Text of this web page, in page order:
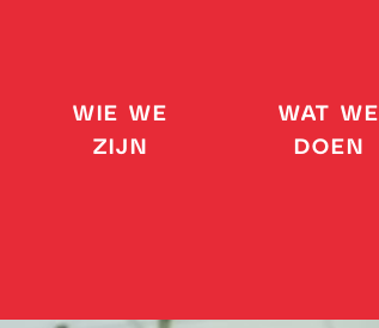
WIE WE
ZIJN
WAT WE
DOEN